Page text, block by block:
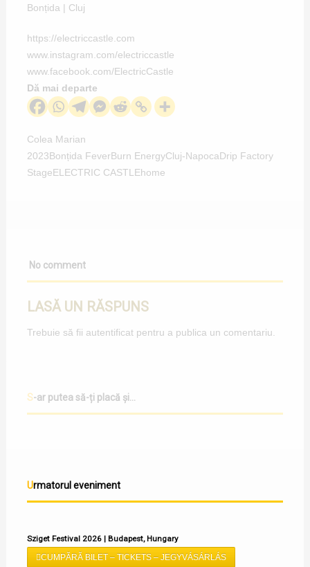
Bonțida | Cluj
https://electriccastle.com
www.instagram.com/electriccastle
www.facebook.com/ElectricCastle
Dă mai departe
Colea Marian
2023Bonțida FeverBurn EnergyCluj-NapocaDrip Factory
StageELECTRIC CASTLEhome
No comment
LASĂ UN RĂSPUNS
Trebuie să fii autentificatpentru a publica un comentariu.
S-ar putea să-ți placă și...
Urmatorul eveniment
Sziget Festival 2026 | Budapest, Hungary
CUMPĂRĂ BILET – TICKETS – JEGYVÁSÁRLÁS